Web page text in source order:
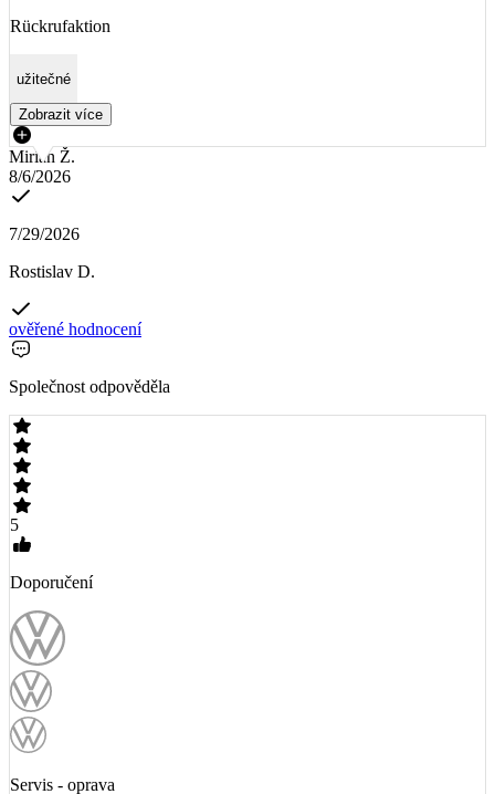
Rückrufaktion
užitečné
Zobrazit více
Mirian Ž.
8/6/2026
7/29/2026
Rostislav D.
ověřené hodnocení
Společnost odpověděla
5
Doporučení
Servis - oprava